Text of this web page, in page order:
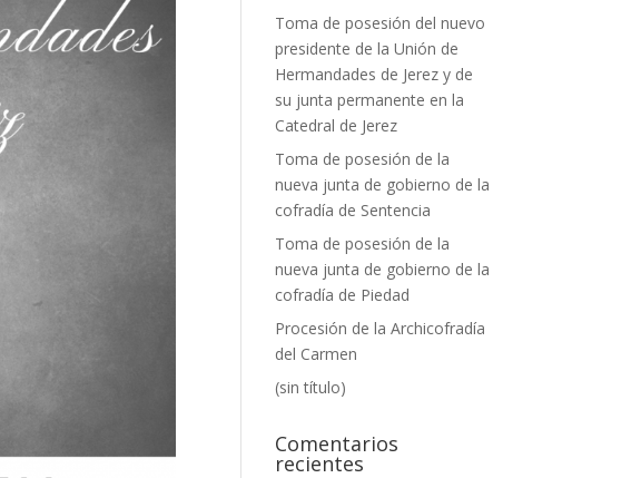
Toma de posesión del nuevo
presidente de la Unión de
Hermandades de Jerez y de
su junta permanente en la
Catedral de Jerez
Toma de posesión de la
nueva junta de gobierno de la
cofradía de Sentencia
Toma de posesión de la
nueva junta de gobierno de la
cofradía de Piedad
Procesión de la Archicofradía
del Carmen
(sin título)
Comentarios
recientes